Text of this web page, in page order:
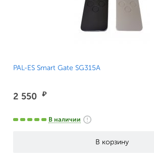
PAL-ES Smart Gate SG315A
2 550 ₽
В наличии